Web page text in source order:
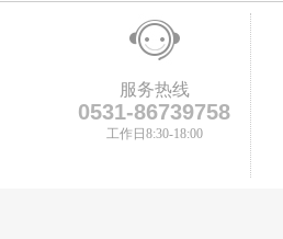
服务热线
0531-86739758
工作日8:30-18:00